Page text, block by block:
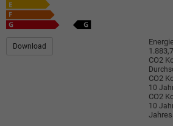
Download
CO2
CO2
10
CO2
10